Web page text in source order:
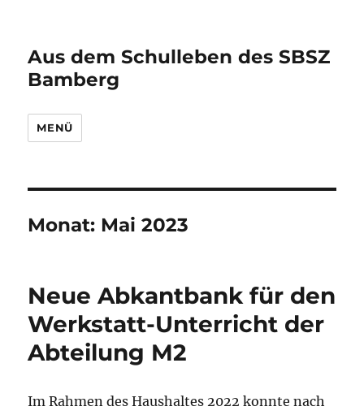
Aus dem Schulleben des SBSZ
Bamberg
MENÜ
Monat: Mai 2023
Neue Abkantbank für den
Werkstatt-Unterricht der
Abteilung M2
Im Rahmen des Haushaltes 2022 konnte nach